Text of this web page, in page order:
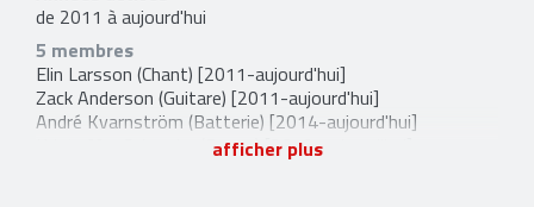
de 2011 à aujourd'hui
5 membres
Elin Larsson (Chant) [2011-aujourd'hui]
Zack Anderson (Guitare) [2011-aujourd'hui]
André Kvarnström (Batterie) [2014-aujourd'hui]
(Basse) [2019-aujourd'hui]
(Guitare (studio / live) et Claviers (studio /
afficher plus